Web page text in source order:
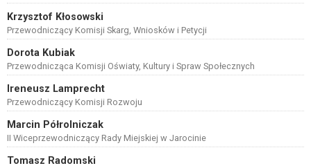
Krzysztof Kłosowski
Przewodniczący Komisji Skarg, Wniosków i Petycji
Dorota Kubiak
Przewodnicząca Komisji Oświaty, Kultury i Spraw Społecznych
Ireneusz Lamprecht
Przewodniczący Komisji Rozwoju
Marcin Półrolniczak
II Wiceprzewodniczący Rady Miejskiej w Jarocinie
Tomasz Radomski